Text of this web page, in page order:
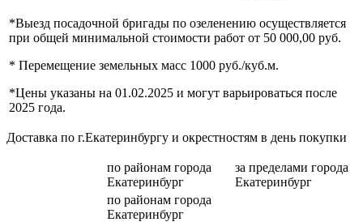
*Выезд посадочной бригады по озеленению осуществляется
при общей минимальной стоимости работ от 50 000,00 руб.
* Перемещение земельных масс 1000 руб./куб.м.
*Цены указаны на 01.02.2025 и могут варьироваться после
2025 года.
Доставка по г.Екатеринбургу и окрестностям в день покупки
по районам города
Екатеринбург
за пределами города
Екатеринбург
по районам города
Екатеринбург